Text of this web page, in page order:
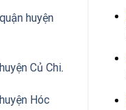
huyện
Củ Chi.
Hóc